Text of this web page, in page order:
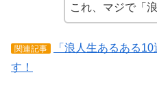
これ、マジで「
関連記事
「浪人生あるある
す！